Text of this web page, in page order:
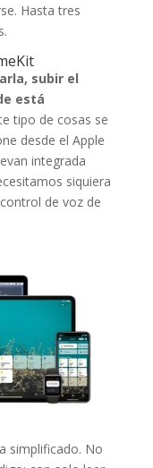
Hasta tres
subir el
está
tipo de cosas se
desde el Apple
integrada
siquiera
de voz de
simplificado. No